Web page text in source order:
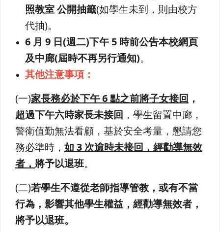
照教室 公開抽籤(如學生未到，則由校方
代抽)。
6 月 9 日(週二)下午 5 時前公告本校網頁
及中廊(屆時不再另行通知)。
其他注意事項：
(一)家長務必於下午 6 點之前將子女接回 ，
超過下午六時家長未接回 ，學生留置中廊，
警衛值勤無法看顧，基於安全考量，懇請您
務必準時， 如 3 次逾時未接回，經勸導無效
者， 將予以退班。
(二)若學生不遵從老師指導管教，或有不當
行為，影響其他學生權益， 經勸導無效者，
將予以退班。